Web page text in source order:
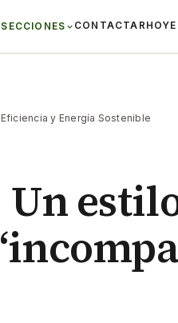
SECCIONES CONTACTAR
Eficiencia y Energía Sostenible
Un